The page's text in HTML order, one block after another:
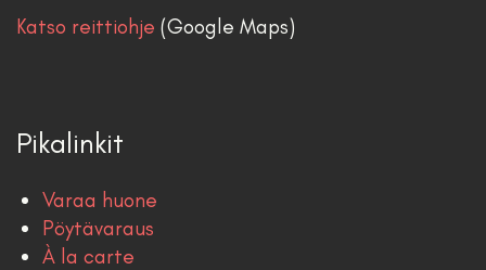
Katso reittiohje (Google Maps)
Pikalinkit
Varaa huone
Pöytävaraus
À la carte